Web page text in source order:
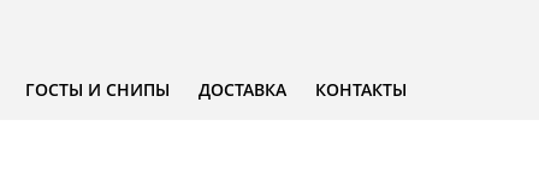
ГОСТЫ И СНИПЫ ДОСТАВКА КОНТАКТЫ